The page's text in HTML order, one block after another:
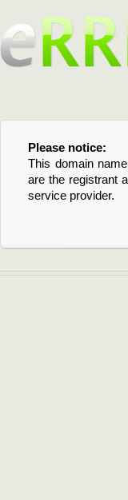
Please notice:
This domain
are the registrant
service provider.
Bitte beachten Sie:
Diese
Domain stehen
verlängern